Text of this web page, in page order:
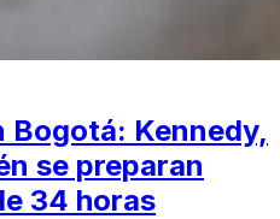
Bogotá: Kennedy,
se preparan
34 horas